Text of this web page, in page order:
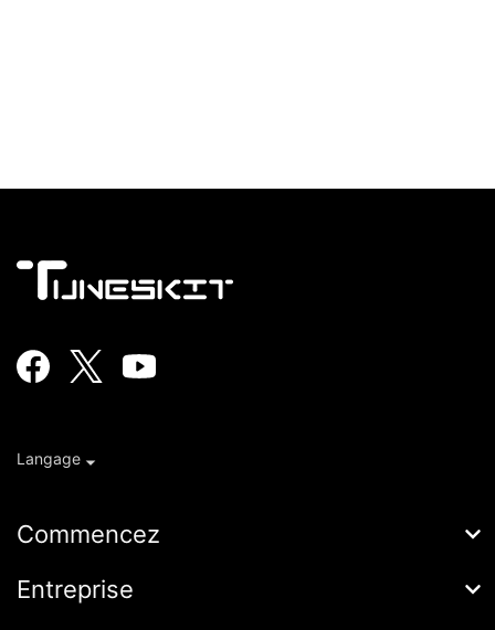
Langage
Commencez
AceMovi
Entreprise